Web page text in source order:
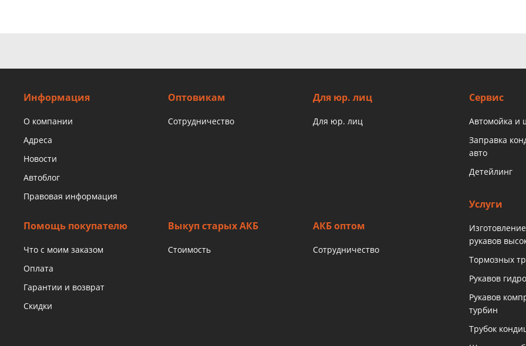
Информация
О компании
Адреса
Новости
Автоблог
Правовая информация
Оптовикам
Сотрудничество
Для юр. лиц
Для юр. лиц
Помощь покупателю
Что с моим заказом
Оплата
Гарантии и возврат
Скидки
Выкуп старых АКБ
Стоимость
АКБ оптом
Сотрудничество
Сервис
Автомойка и
Заправка
авто
Детейлинг
Услуги
рукавов
Тормозных
Рукавов
Рукавов
турбин
Трубок